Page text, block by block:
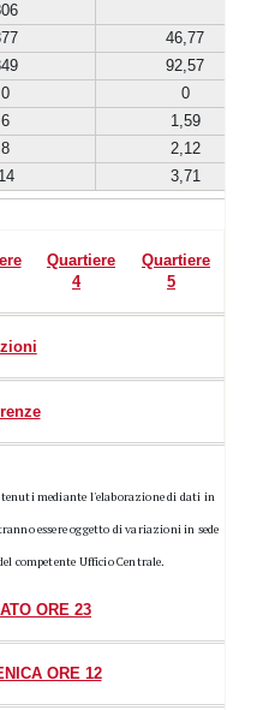
46,77
92,57
0
0
6
1,59
8
2,12
14 3,71
Quartiere
4
Quartiere
5
mediante l'elaborazione di dati in
essere oggetto di variazioni in sede
competente Ufficio Centrale.
ORE 23
ORE 12